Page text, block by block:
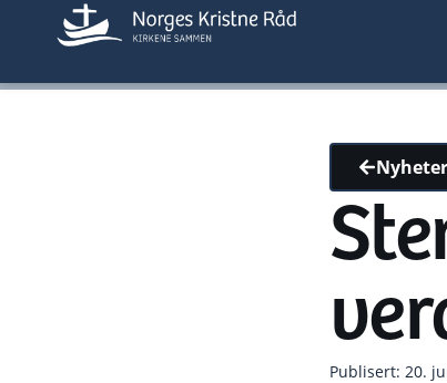
Nyheter
Publisert: 20.